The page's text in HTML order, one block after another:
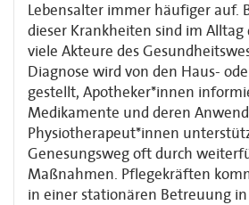
Lebensalter immer häufiger auf.
dieser Krankheiten sind im
viele Akteure des
Diagnose wird von den Haus-
gestellt, Apotheker*innen
Medikamente und deren
Physiotherapeut*innen
Genesungsweg oft durch
Maßnahmen. Pflegekräften
in einer stationären Betreuung